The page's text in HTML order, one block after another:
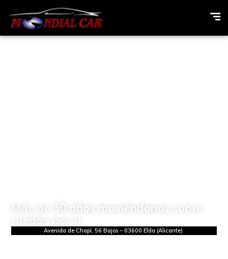
Más de 30 años moviéndonos
sobre
ruedas por ti
Avenida de Chapí, 56 Bajos – 03600 Elda (Alicante)